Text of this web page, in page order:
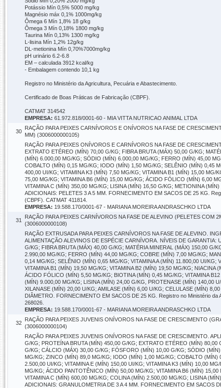
Potássio Mín 0,5% 5000 mg/kg
Magnésio máx 0,1% 1000mg/kg
Ômega 6 Mín 1,8% 18 g/kg
Ômega 3 Mín 0,18% 1800 mg/kg
Taurina Mín 0,13% 1300 mg/kg
L-lisina Mín 1,2% 12g/kg
DL-metionina Mín 0,70%7000mg/kg
pH urinário 6.2-6.8
EM – calculada 3912 kcal/kg
- Embalagem contendo 10,1 kg
Registro no Ministério da Agricultura, Pecuária e Abastecimento.
Certificado de Boas Práticas de Fabricação (CBPF).
CATMAT 314542
EMPRESA: 61.972.818/0001-60 - MIA VITTA NUTRICAO ANIMAL LTDA
30
RAÇÃO PARA PEIXES CARNÍVOROS E ONÍVOROS NA FASE DE
MM) (3006000000105)
RAÇÃO PARA PEIXES ONÍVOROS E CARNÍVOROS NA FASE DE
EXTRATO ETÉREO (MÍN) 70,00 G/KG; FIBRA BRUTA (MÁX) 50,00 G/KG;
(MÍN) 6.000,00 MG/KG; SÓDIO (MÍN) 6.000,00 MG/KG; FERRO (MÍN) 45,00
COBALTO (MÍN) 0,15 MG/KG; IODO (MÍN) 1,50 MG/KG; SELÊNIO (MÍN) 0,45
400,00 UI/KG; VITAMINA K3 (MÍN) 7,50 MG/KG; VITAMINA B1 (MÍN) 15,00
75,00 MG/KG; VITAMINA B6 (MÍN) 15,00 MG/KG; ÁCIDO FÓLICO (MÍN) 6,00
VITAMINA C (MÍN) 350,00 MG/KG; LISINA (MÍN) 16,50 G/KG; METIONINA
ADICIONAIS: PELETES 3 A 5 MM. FORNECIMENTO EM SACOS DE 25 KG.
(CBPF). CATMAT 411814.
EMPRESA: 19.588.170/0001-67 - MARIANA MOREIRA ANDRASCHKO LTDA
31
RAÇÃO PARA PEIXES CARNÍVOROS NA FASE DE ALEVINO (PELETES COM
(3006000000108)
RAÇÃO EXTRUSADA PARA PEIXES CARNÍVOROS NA FASE DE ALEVINO.
ALIMENTAÇÃO ALEVINOS DE ESPÉCIE CARNÍVORA. NÍVEIS DE
G/KG; FIBRA BRUTA (MÁX) 40,00 G/KG; MATÉRIA MINERAL (MÁX) 150,00
2.990,00 MG/KG; FERRO (MÍN) 44,00 MG/KG; COBRE (MÍN) 7,00 MG/KG;
0,14 MG/KG; SELÊNIO (MÍN) 0,65 MG/KG; VITAMINA A (MÍN) 11.800,00 UI/
VITAMINA B1 (MÍN) 19,50 MG/KG; VITAMINA B2 (MÍN) 19,50 MG/KG;
ÁCIDO FÓLICO (MÍN) 5,50 MG/KG; BIOTINA (MÍN) 0,45 MG/KG; VITAMINA
(MÍN) 9.000,00 MG/KG; LISINA (MÍN) 24,00 G/KG, PROTENASE (MÍN) 140,00
XILANASE (MÍN) 20,00 U/KG; AMILASE (MÍN) 6,00 U/KG; CELULASE (MÍN)
DIÂMETRO. FORNECIMENTO EM SACOS DE 25 KG. Registro no Ministério
268026.
EMPRESA: 19.588.170/0001-67 - MARIANA MOREIRA ANDRASCHKO LTDA
32
RAÇÃO PARA PEIXES JUVENIS ONÍVOROS NA FASE DE CRESCIMENTO
(3006000000104)
RAÇÃO PARA PEIXES JUVENIS ONÍVOROS NA FASE DE CRESCIMENTO.
G/KG; PROTEÍNA BRUTA (MÍN) 450,00 G/KG; EXTRATO ETÉREO (MÍN)
G/KG; CÁLCIO (MÁX) 30,00 G/KG; FÓSFORO (MÍN) 10,00 G/KG; SÓDIO
MG/KG; ZINCO (MÍN) 89,0 MG/KG; IODO (MÍN) 1,00 MG/KG; COBALTO
2.500,00 UI/KG; VITAMINA E (MÍN) 150,00 UI/KG; VITAMINA K3 (MÍN) 10,00
MG/KG; ÁCIDO PANTOTÊNICO (MÍN) 50,00 MG/KG; VITAMINA B6 (MÍN)
VITAMINA C (MÍN) 600,00 MG/KG; COLINA (MÍN) 2.500,00 MG/KG; LISINA
ADICIONAIS: GRANULOMETRIA DE 3 A 4 MM. FORNECIMENTO EM SACOS